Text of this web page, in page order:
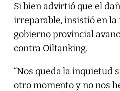
Si bien advirtió que el
irreparable, insistió en la
gobierno provincial
contra Oiltanking.
“Nos queda la inquietud
otro momento y no nos